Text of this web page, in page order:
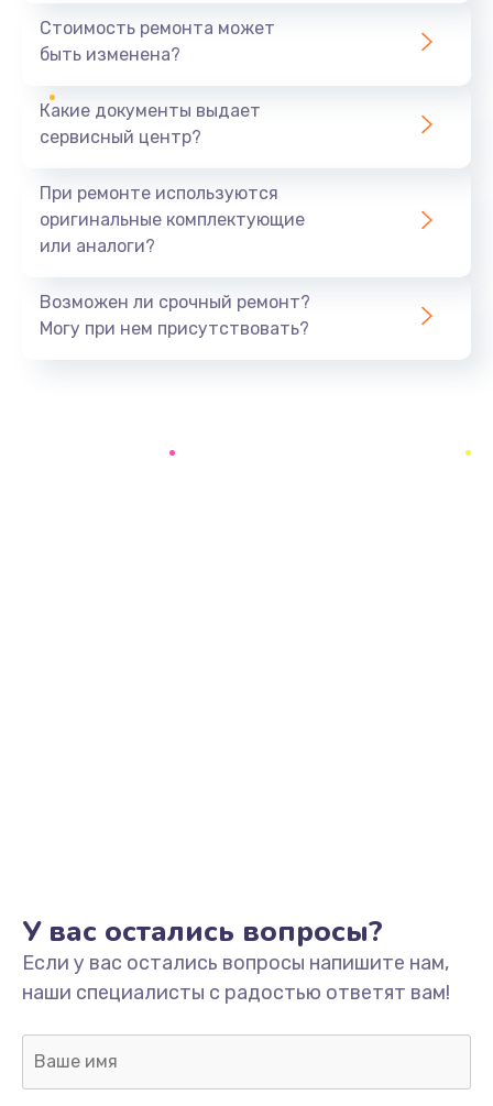
1440 руб.
Ремонт южного моста
Замена батарейки BIOS
Заказать
Замена/Pемонт карбюратора
1300 руб.
Заказать
Ремонт капиллярной трубки
Стоимость ремонта может
быть изменена?
Какие документы выдает
сервисный центр?
При ремонте используются
оригинальные комплектующие
или аналоги?
Возможен ли срочный ремонт?
Могу при нем присутствовать?
У вас остались вопросы?
Если у вас остались вопросы напишите нам,
наши специалисты с радостью ответят вам!